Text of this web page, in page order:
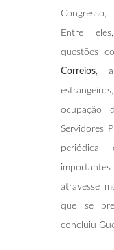
Entre
questões
Correios ,
ocupação
Servidores
periódica
importantes
atravesse
que se
concluiu